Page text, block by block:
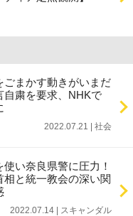
まかす動きがいまだ
粛を要求、NHKで
2022.07.21 | 社会
い奈良県警に圧力！
相と統一教会の深い関
2022.07.14 | スキャンダル